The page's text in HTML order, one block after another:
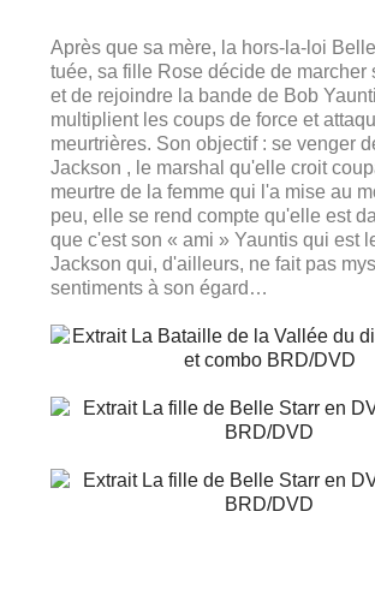
Après que sa mère, la hors-la-loi
tuée, sa fille Rose décide de marcher
et de rejoindre la bande de Bob
multiplient les coups de force et
meurtrières. Son objectif : se venger
Jackson , le marshal qu'elle croit
meurtre de la femme qui l'a mise au
peu, elle se rend compte qu'elle est
que c'est son « ami » Yauntis qui est
Jackson qui, d'ailleurs, ne fait pas
sentiments à son égard…